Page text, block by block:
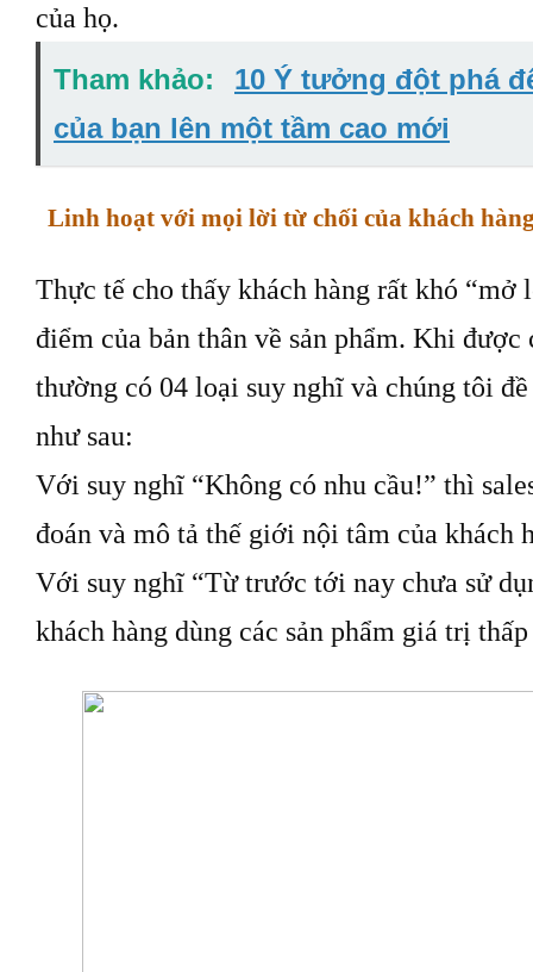
của họ.
Tham khảo:
10 Ý tưởng đột phá
của bạn lên một tầm cao mới
Linh hoạt với mọi lời từ chối của khách
Thực tế cho thấy khách hàng rất khó “mở
điểm của bản thân về sản phẩm. Khi được
thường có 04 loại suy nghĩ và chúng tôi
như sau:
Với suy nghĩ “Không có nhu cầu!” thì
đoán và mô tả thế giới nội tâm của khách
Với suy nghĩ “Từ trước tới nay chưa sử
khách hàng dùng các sản phẩm giá trị